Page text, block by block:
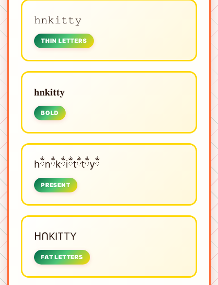
𝚑𝚗𝚔𝚒𝚝𝚝𝚢
THIN LETTERS
𝐡𝐧𝐤𝐢𝐭𝐭𝐲
BOLD
hྂnྂkྂiྂtྂtྂyྂ
PRESENT
ᕼᑎKITTY
FAT LETTERS